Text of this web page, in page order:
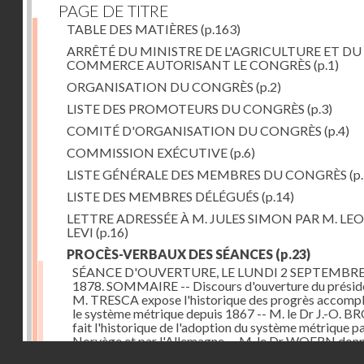
PAGE DE TITRE
TABLE DES MATIÈRES (p.163)
ARRÊTÉ DU MINISTRE DE L'AGRICULTURE ET DU
COMMERCE AUTORISANT LE CONGRÈS (p.1)
ORGANISATION DU CONGRÈS (p.2)
LISTE DES PROMOTEURS DU CONGRÈS (p.3)
COMITÉ D'ORGANISATION DU CONGRÈS (p.4)
COMMISSION EXÉCUTIVE(p.6)
LISTE GÉNÉRALE DES MEMBRES DU CONGRÈS
LISTE DES MEMBRES DÉLÉGUÉS (p.14)
LETTRE ADRESSÉE À M. JULES SIMON PAR M.
LEVI (p.16)
PROCÈS-VERBAUX DES SÉANCES (p.23)
SÉANCE D'OUVERTURE, LE LUNDI 2
1878. SOMMAIRE -- Discours d'ouverture du
M. TRESCA expose l'historique des progrès
le système métrique depuis 1867 -- M. le Dr J.-O.
fait l'historique de l'adoption du système métrique
Norvège et par l'Allemagne -- M. le Dr WOERN